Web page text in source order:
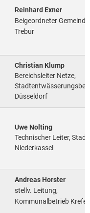
Reinhard Exner
Beigeordneter Gemeinde
Trebur
Christian Klump
Bereichsleiter Netze,
Düsseldorf
Uwe Nolting
Technischer Leiter, Stadt
Niederkassel
Andreas Horster
stellv. Leitung,
Kommunalbetrieb